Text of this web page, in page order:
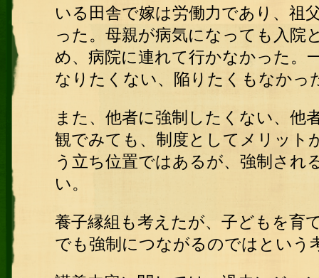
いる田舎で嫁は労働力であり、祖
った。母親が病気になっても入院
め、病院に連れて行かなかった。
なりたくない、陥りたくもなかっ
また、他者に強制したくない、他
観でみても、制度としてメリット
う立ち位置ではあるが、強制され
い。
養子縁組も考えたが、子どもを育
でも強制につながるのではという